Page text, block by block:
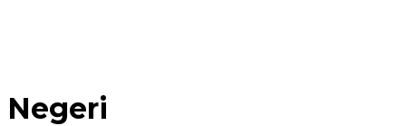
Negeri